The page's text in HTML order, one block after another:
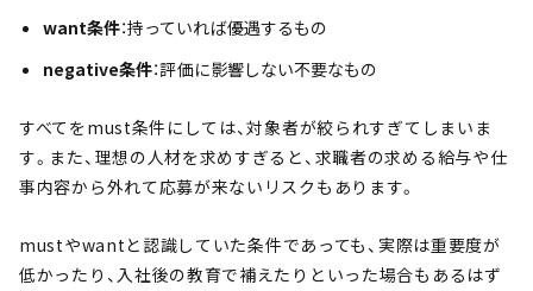
want条件：持っていれば優遇するもの
negative条件：評価に影響しない不要なもの
すべてをmust条件にしては、対象者が絞られすぎてしまいま
す。また、理想の人材を求めすぎると、求職者の求める給与や仕
事内容から外れて応募が来ないリスクもあります。
mustやwantと認識していた条件であっても、実際は重要度が
低かったり、入社後の教育で補えたりといった場合もあるはず